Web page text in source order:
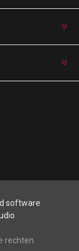
software
rechten